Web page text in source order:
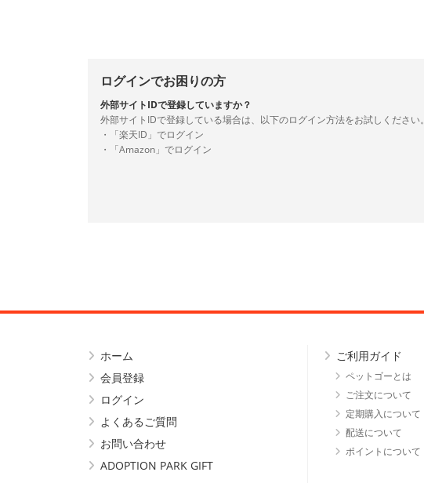
ログインでお困りの方
外部サイトIDで登録していますか？
外部サイトIDで登録している場合は、以下のログイン方法をお試しください。
・「楽天ID」でログイン
・「Amazon」でログイン
ホーム
会員登録
ログイン
よくあるご質問
お問い合わせ
ADOPTION PARK GIFT
ご利用ガイド
ペットゴーとは
ご注文について
定期購入について
配送について
ポイントについて